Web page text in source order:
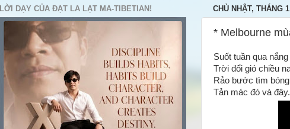
CHỦ NHẬT, THÁNG
* Melbourne
Suốt tuần qua nắng
Trời đổi gió chiều
Rảo bước tìm
Tản mác đó và đây.
LỜI DẠY CỦA ĐẠT LA LẠT MA-TIBETIAN!